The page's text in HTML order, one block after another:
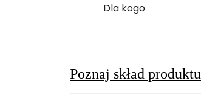
Dla kogo
Poznaj skład produktu